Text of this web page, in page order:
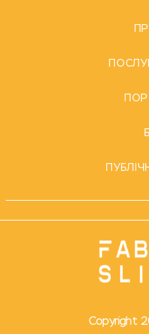
Copyright